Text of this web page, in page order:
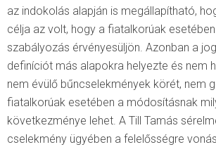
az indokolás alapján is megállapítható,
célja az volt, hogy a fiatalkorúak
szabályozás érvényesüljön. Azonban a
definíciót más alapokra helyezte és nem
nem évülő bűncselekmények körét, nem
fiatalkorúak esetében a módosításnak
következménye lehet. A Till Tamás
cselekmény ügyében a felelősségre